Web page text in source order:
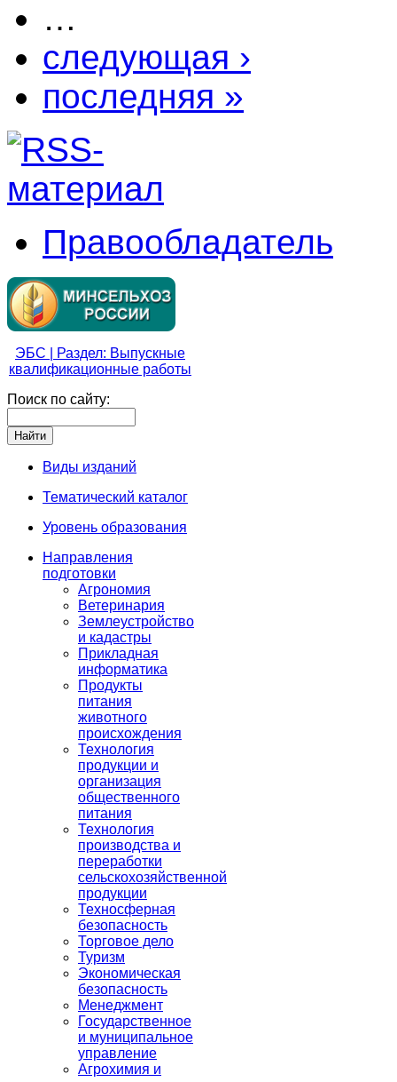
…
следующая ›
последняя »
Правообладатель
ЭБС | Раздел: Выпускные
квалификационные работы
Поиск по сайту:
Виды изданий
Тематический каталог
Уровень образования
Направления
подготовки
Агрономия
Ветеринария
Землеустройство
и кадастры
Прикладная
информатика
Продукты
питания
животного
происхождения
Технология
продукции и
организация
общественного
питания
Технология
производства и
переработки
сельскохозяйственной
продукции
Техносферная
безопасность
Торговое дело
Туризм
Экономическая
безопасность
Менеджмент
Государственное
и муниципальное
управление
Агрохимия и